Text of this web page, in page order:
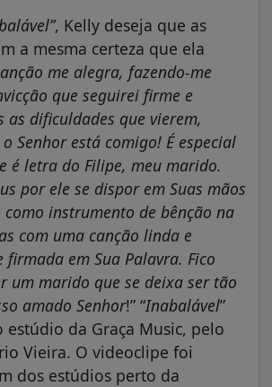
, Kelly deseja que as
a mesma certeza que ela
me alegra, fazendo-me
que seguirei firme e
as dificuldades que vierem,
Senhor está comigo! É especial
é letra do Filipe, meu marido.
por ele se dispor em Suas mãos
instrumento de bênção na
com uma canção linda e
em Sua Palavra. Fico
um marido que se deixa ser tão
amado Senhor!” “Inabalável”
da Graça Music, pelo
Vieira. O videoclipe foi
dos estúdios perto da